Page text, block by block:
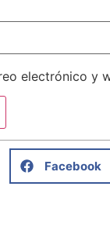
electrónico y
Facebook